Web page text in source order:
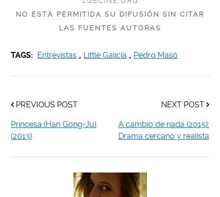
NO ESTÁ PERMITIDA SU DIFUSIÓN SIN CITAR
LAS FUENTES AUTORAS
TAGS: Entrevistas , Little Galicia , Pedro Masó
PREVIOUS POST
Princesa (Han Gong-Ju)
(2013)
NEXT POST
A cambio de nada (2015):
Drama cercano y realista